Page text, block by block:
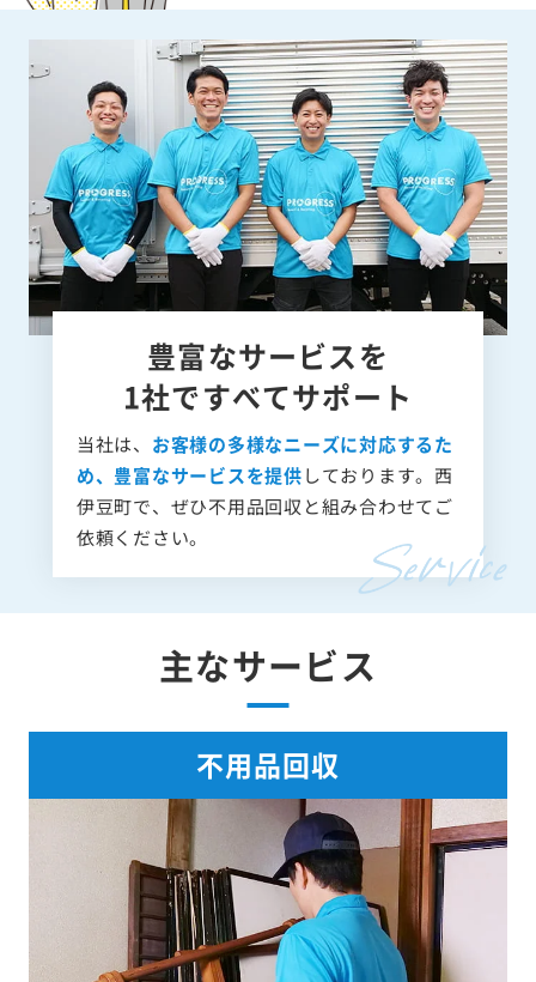
豊富なサービスを
1社ですべてサポート
当社は、 お客様の多様なニーズに対応するた
め、豊富なサービスを提供しております。西
伊豆町で、ぜひ不用品回収と組み合わせてご
依頼ください。
主なサービス
不用品回収